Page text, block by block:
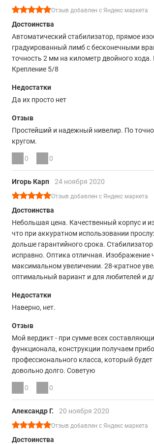
Отзыв добавлен с Яндекс маркета
Достоинства
Автоматический стабилизатор, прямое
градуированный лимб с бесконечными
точность 2 мм на километр двойного хода.
Крепление 5/8
Недостатки
Да их просто нет
Отзыв
Простейший и надежный нивелир. По
кругом.
0 0
Игорь Карп 24 ноября 2020
Отзыв добавлен с Яндекс маркета
Достоинства
Небольшая цена. Качественный корпус и
что при аккуратном использовании
дольше гарантийного срока.
исправно. Оптика отличная. Изображение
максимальном увеличении. 28-кратное
оптимальный вариант и для любителей и
Недостатки
Наверно, нет.
Отзыв
Мой вердикт - при сумме всех
функционала, конструкции получаем
профессионального класса, который
довольно долго. Советую
0 0
Александр Г. 20 ноября 2020
Отзыв добавлен с Яндекс маркета
Достоинства